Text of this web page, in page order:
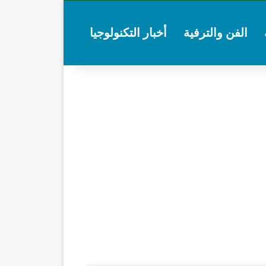
الفن والترفية أخبار التكنولوجيا